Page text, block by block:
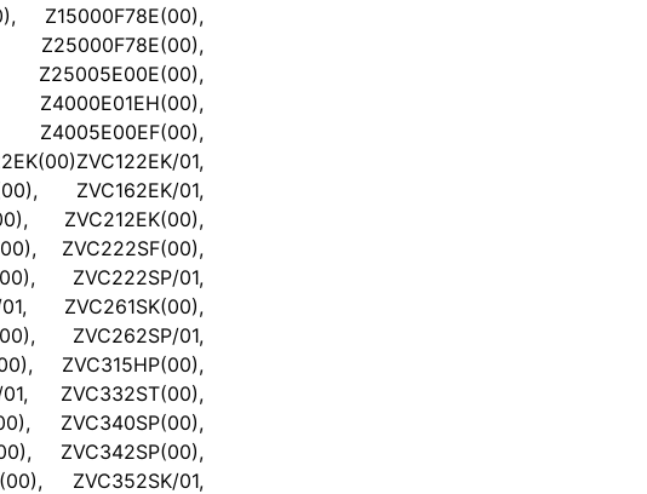
Z15000F78E(00),
01,
ZVC162EK/01,
ZVC212EK(00),
ZVC222SF(00),
ZVC222SP/01,
ZVC261SK(00),
ZVC262SP/01,
ZVC315HP(00),
ZVC332ST(00),
ZVC340SP(00),
ZVC342SP(00),
ZVC352SK/01,